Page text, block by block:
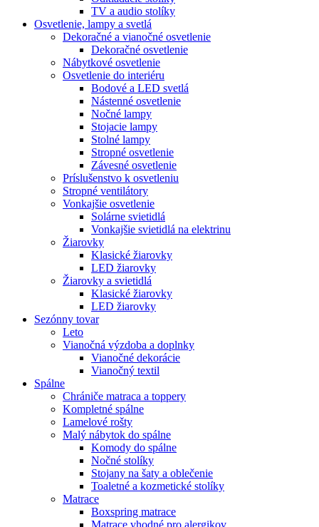
TV a audio stolíky
Osvetlenie, lampy a svetlá
Dekoračné a vianočné osvetlenie
Dekoračné osvetlenie
Nábytkové osvetlenie
Osvetlenie do interiéru
Bodové a LED svetlá
Nástenné osvetlenie
Nočné lampy
Stojacie lampy
Stolné lampy
Stropné osvetlenie
Závesné osvetlenie
Príslušenstvo k osvetleniu
Stropné ventilátory
Vonkajšie osvetlenie
Solárne svietidlá
Vonkajšie svietidlá na elektrinu
Žiarovky
Klasické žiarovky
LED žiarovky
Žiarovky a svietidlá
Klasické žiarovky
LED žiarovky
Sezónny tovar
Leto
Vianočná výzdoba a doplnky
Vianočné dekorácie
Vianočný textil
Spálne
Chrániče matraca a toppery
Kompletné spálne
Lamelové rošty
Malý nábytok do spálne
Komody do spálne
Nočné stolíky
Stojany na šaty a oblečenie
Toaletné a kozmetické stolíky
Matrace
Boxspring matrace
Matrace vhodné pro alergikov